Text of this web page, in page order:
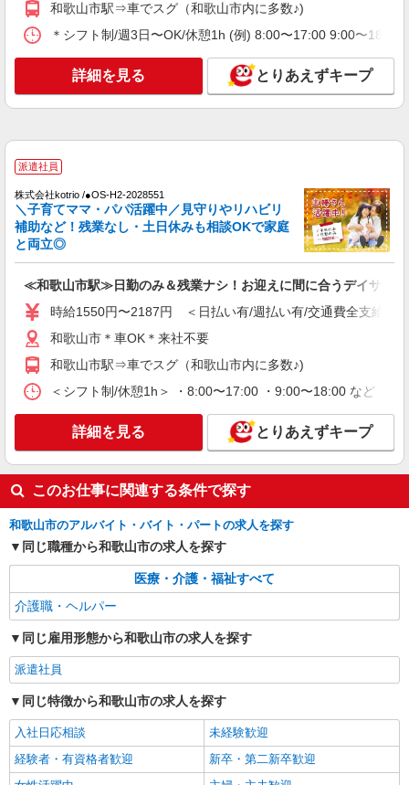
時給1,143円〜1,206円 ※経験・能力・資格等
による ※一律処遇改善加算含む 〇時間外勤務手当
無事故無違反表彰金 〇年末年始勤務手当 〇早朝
7:00〜8:00/夜間18:00〜20:00は時給25％UP
山北島 和歌山県和歌山市北島325-25
キープ 詳細を見る
株式会社kotrio /●OS-H2-1905823
和歌山市駅▼綺麗なサ高住で生活ケア▼清掃や
フロアの巡回など
時給1550円〜2187円 ＜日払い有/週払い有/交
キープ 詳細を見る
株式会社kotrio /●OS-H2-2068320
≪紀ノ川駅≫介護の現場で心を燃やせ！！！デ
時給1550円〜2187円 ＜日払い有/週払い有/交
通費全支給(ガソリン代含む)＞
和歌山市
詳細を見る
派遣社員
株式会社kotrio /●OS-H2-2086444
＜和歌山市＞小さなデイサービスSTAFF≪週3
時給1550円〜2187円 ＜日払い有/週払い有/交
派遣社員
株式会社kotrio /●OS-H2-2009828
和歌山市駅⇒車でスグ（和歌山市内に多数♪)
＊シフト制/週3日〜OK/休憩1h (例) 8:00〜17:00 9:00〜
詳細を見る とりあえずキープ
派遣社員
株式会社kotrio /●OS-H2-2028551
＼子育てママ・パパ活躍中／見守りやリハビリ
補助など！残業なし・土日休みも相談OKで家庭
と両立◎
≪和歌山市駅≫日勤のみ＆残業ナシ！お迎えに間に合うデイサー
時給1550円〜2187円 ＜日払い有/週払い有/交通費全支給(ガ
和歌山市＊車OK＊来社不要
和歌山市駅⇒車でスグ（和歌山市内に多数♪)
＜シフト制/休憩1h＞ ・8:00〜17:00 ・9:00〜18:00 など ※
詳細を見る とりあえずキープ
このお仕事に関連する条件で探す
和歌山市のアルバイト・バイト・パートの求人を探す
同じ職種から和歌山市の求人を探す
医療・介護・福祉すべて
介護職・ヘルパー
同じ雇用形態から和歌山市の求人を探す
派遣社員
同じ特徴から和歌山市の求人を探す
入社日応相談
未経験歓迎
経験者・有資格者歓迎
新卒・第二新卒歓迎